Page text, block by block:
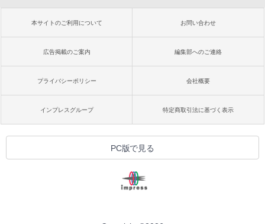
本サイトのご利用について お問い合わせ
広告掲載のご案内 編集部へのご連絡
プライバシーポリシー 会社概要
インプレスグループ 特定商取引法に基づく表示
PC版で見る